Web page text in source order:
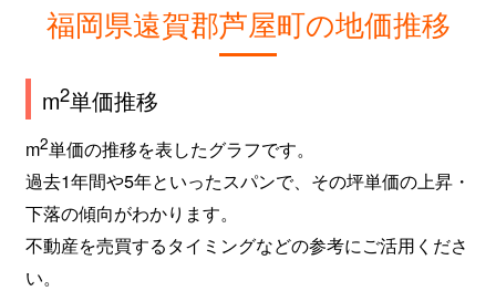
福岡県遠賀郡芦屋町の地価推移
m2単価推移
m2単価の推移を表したグラフです。
過去1年間や5年といったスパンで、その坪単価の上昇・
下落の傾向がわかります。
不動産を売買するタイミングなどの参考にご活用くださ
い。